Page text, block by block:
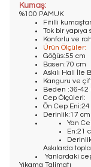
Kumaş:
%100 PAMUK
Fitilli
Tok bir yapıya
Konforlu ve
Ürün Ölçüler:
Göğüs:55 cm
Basen:70 cm
Askılı Hali İle
Kanguru ve
Beden :36-42
Cep Ölçüleri:
Ön Cep Eni:24
Derinlik:17 cm
Yan
En:21
Askılarda
Yanlardaki
Yıkama Talimatı